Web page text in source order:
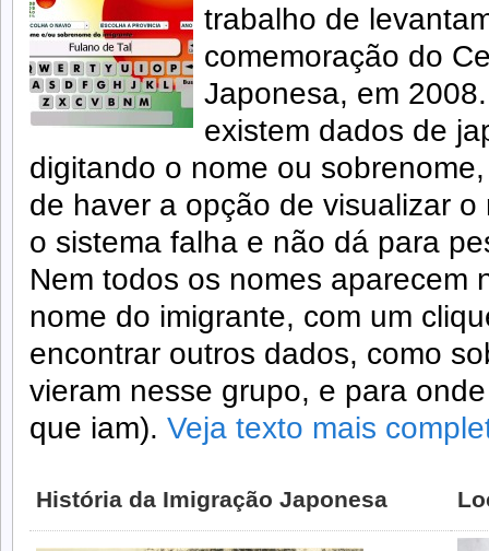
trabalho de
comemoração do
Japonesa, em
existem dados de
digitando o nome ou
de haver a opção de visualizar
o sistema falha e não dá para
Nem todos os nomes aparecem
nome do imigrante, com um
encontrar outros dados, como
vieram nesse grupo, e para
que iam). Veja texto mais
História da Imigração Japonesa